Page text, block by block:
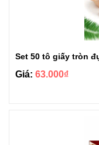
Set 50 tô giấy tròn
Giá: 63.000₫